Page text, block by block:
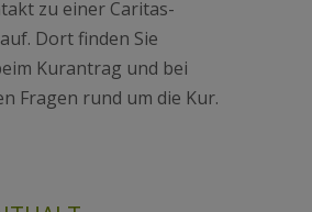
zu einer Caritas-
Dort finden Sie
Kurantrag und bei
Fragen rund um die Kur.